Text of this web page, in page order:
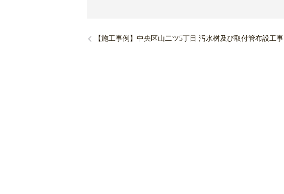
【施工事例】中央区山二ツ5丁目 汚水桝及び取付管布設工事